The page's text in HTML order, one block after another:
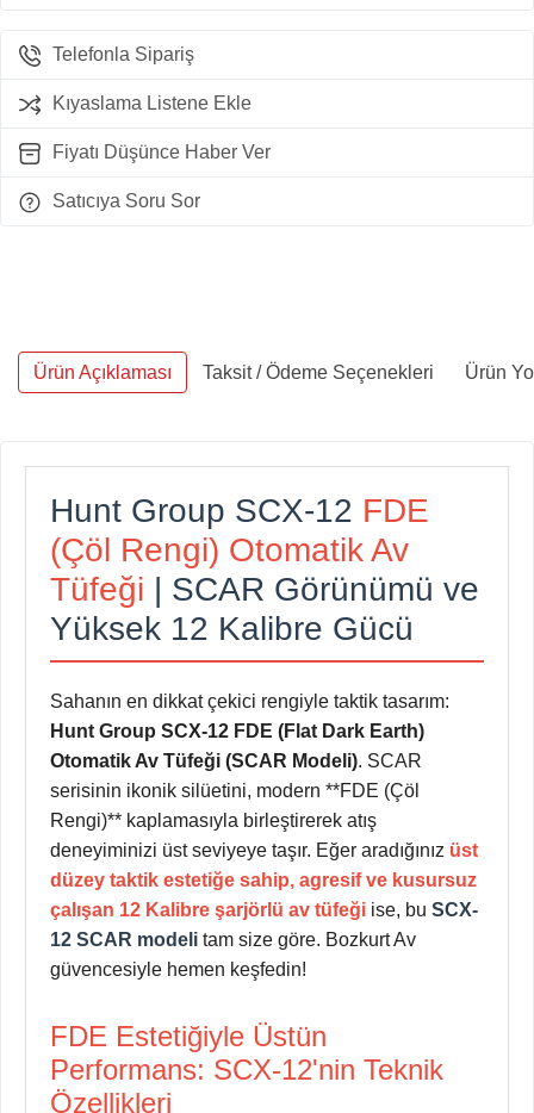
Telefonla Sipariş
Kıyaslama Listene Ekle
Fiyatı Düşünce Haber Ver
Satıcıya Soru Sor
Ürün Açıklaması Taksit / Ödeme Seçenekleri Ürün
Hunt Group SCX-12 FDE
(Çöl Rengi) Otomatik Av
Tüfeği | SCAR Görünümü ve
Yüksek 12 Kalibre Gücü
Sahanın en dikkat çekici rengiyle taktik tasarım:
Hunt Group SCX-12 FDE (Flat Dark Earth)
Otomatik Av Tüfeği (SCAR Modeli). SCAR
serisinin ikonik silüetini, modern **FDE (Çöl
Rengi)** kaplamasıyla birleştirerek atış
deneyiminizi üst seviyeye taşır. Eğer aradığınız üst
düzey taktik estetiğe sahip, agresif ve kusursuz
çalışan 12 Kalibre şarjörlü av tüfeği ise, bu SCX-
12 SCAR modeli tam size göre. Bozkurt Av
güvencesiyle hemen keşfedin!
FDE Estetiğiyle Üstün
Performans: SCX-12'nin Teknik
Özellikleri